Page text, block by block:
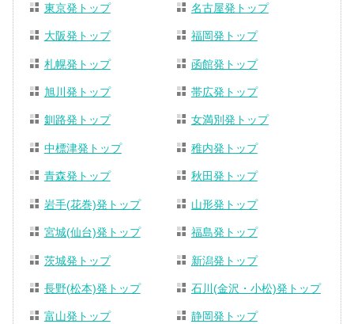
東京発トップ 名古屋発トップ
大阪発トップ 福岡発トップ
札幌発トップ 函館発トップ
旭川発トップ 帯広発トップ
釧路発トップ 女満別発トップ
中標津発トップ 稚内発トップ
青森発トップ 秋田発トップ
岩手(花巻)発トップ 山形発トップ
宮城(仙台)発トップ 福島発トップ
茨城発トップ 新潟発トップ
長野(松本)発トップ 石川(金沢・小松)発トップ
富山発トップ 静岡発トップ